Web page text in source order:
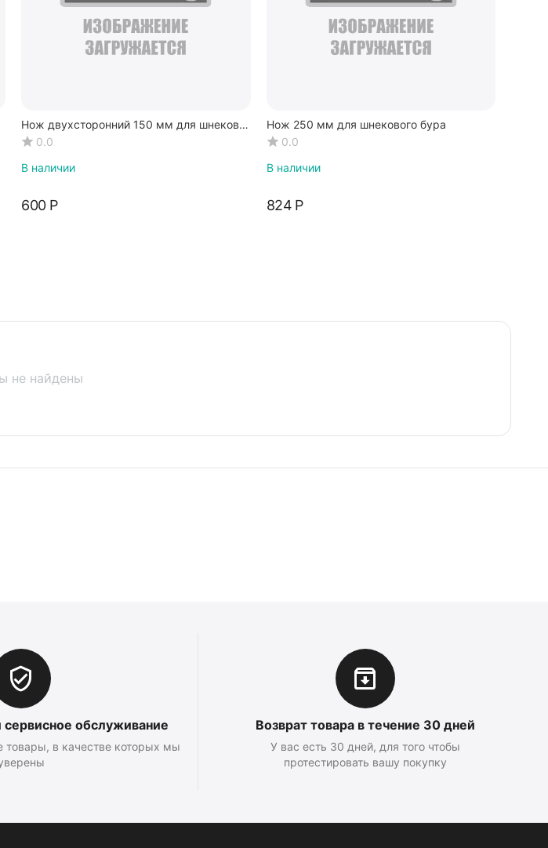
Нож двухсторонний 150 мм для шнеков
N1 и Flatr
0.0
В наличии
‍600‍ Р
Нож 250 мм для шнекового бура
0.0
В наличии
‍824‍ Р
не найдены
сервисное обслуживание
товары, в качестве которых мы
Возврат товара в течение 30 дней
У вас есть 30 дней, для того чтобы
протестировать вашу покупку